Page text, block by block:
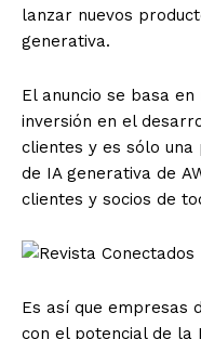
lanzar nuevos
generativa.
El anuncio se basa
inversión en el
clientes y es sólo
de IA generativa de
clientes y socios de
Es así que empresas
con el potencial de